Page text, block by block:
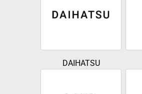
DAIHATSU